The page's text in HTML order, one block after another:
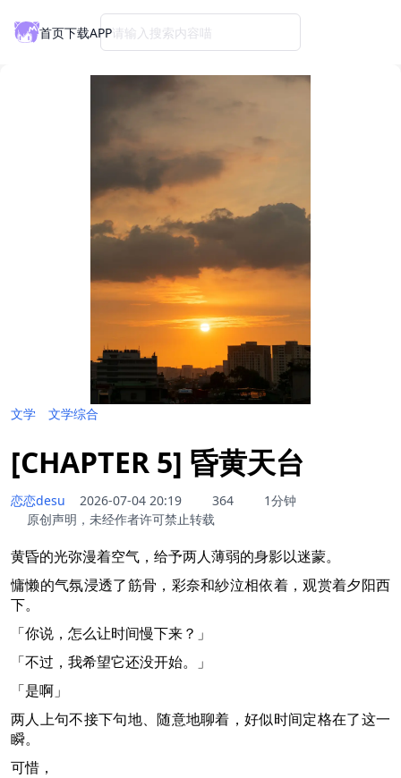
首页下载APP请输入搜索内容喵
文学 文学综合
[CHAPTER 5] 昏黄天台
恋恋desu 2026-07-04 20:19 364
1分钟
原创声明，未经作者许可禁止转载
黄昏的光弥漫着空气，给予两人薄弱的身影以迷蒙。
慵懒的气氛浸透了筋骨，彩奈和紗泣相依着，观赏着夕阳西
下。
「你说，怎么让时间慢下来？」
「不过，我希望它还没开始。」
「是啊」
两人上句不接下句地、随意地聊着，好似时间定格在了这一
瞬。
可惜，